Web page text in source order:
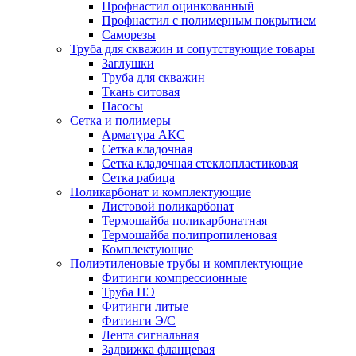
Профнастил оцинкованный
Профнастил с полимерным покрытием
Саморезы
Труба для скважин и сопутствующие товары
Заглушки
Труба для скважин
Ткань ситовая
Насосы
Сетка и полимеры
Арматура АКС
Сетка кладочная
Сетка кладочная стеклопластиковая
Сетка рабица
Поликарбонат и комплектующие
Листовой поликарбонат
Термошайба поликарбонатная
Термошайба полипропиленовая
Комплектующие
Полиэтиленовые трубы и комплектующие
Фитинги компрессионные
Труба ПЭ
Фитинги литые
Фитинги Э/С
Лента сигнальная
Задвижка фланцевая